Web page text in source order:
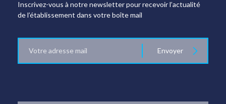
Inscrivez-vous à notre newsletter pour recevoir l’actualité
de l’établissement dans votre boîte mail
mail
Envoyer